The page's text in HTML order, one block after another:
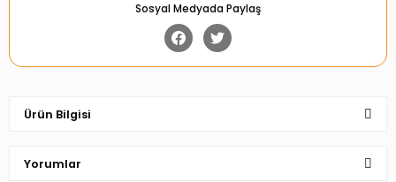
Sosyal Medyada Paylaş
Ürün Bilgisi
Yorumlar